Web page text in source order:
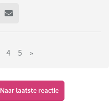
4 5 »
Naar laatste reactie